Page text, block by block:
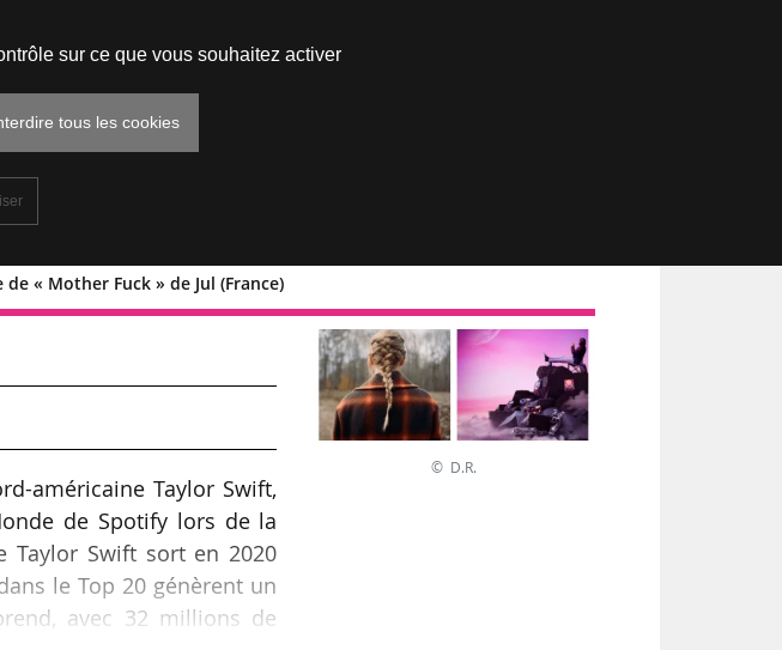
« Mother Fuck » de Jul (France)
(monde),
américaine Taylor Swift,
de Spotify lors de la
Taylor Swift sort en 2020
le Top 20 génèrent un
avec 32 millions de
© D.R.
sur ce que vous souhaitez activer
tous les cookies